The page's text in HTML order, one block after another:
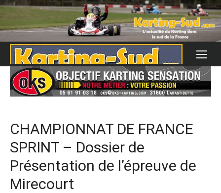
Skip
content
CHAMPIONNAT DE FRANCE
SPRINT – Dossier de
Présentation de l’épreuve de
Mirecourt